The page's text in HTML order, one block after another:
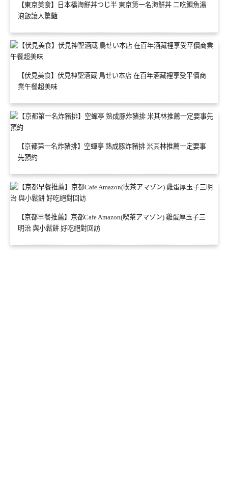
【東京美食】日本橋海鮮丼つじ半 東京第一名海鮮丼 二吃鯛魚湯
泡飯讓人驚豔
【伏見美食】伏見神聖酒蔵 鳥せい本店 在百年酒藏裡享受平價商
業午餐超美味
【京都第一名炸豬排】空蟬亭 熟成豚炸豬排 米其林推薦一定要事
先預約
【京都早餐推薦】京都Cafe Amazon(喫茶アマゾン) 雞蛋厚玉子三
明治 與小鬆餅 好吃絕對回訪